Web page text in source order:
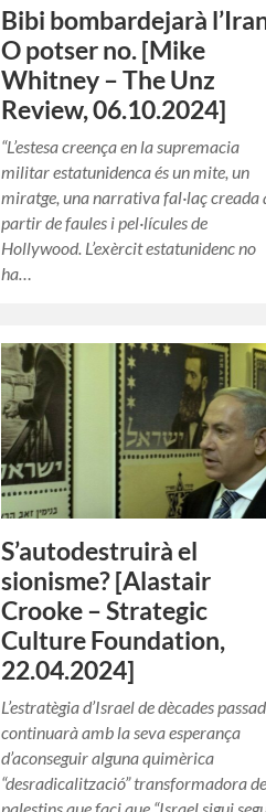
Bibi bombardejarà
O potser no. [Mike
Whitney – The Unz
Review, 06.10.2024]
“L’estesa creença en la supremacia
militar estatunidenca és un mite, un
miratge, una narrativa fal·laç creada
partir de faules i pel·lícules de
Hollywood. L’exèrcit estatunidenc no
ha…
S’autodestruirà el
sionisme? [Alastair
Crooke – Strategic
Culture Foundation,
22.04.2024]
L’estratègia d’Israel de dècades
continuarà amb la seva esperança
d’aconseguir alguna quimèrica
“desradicalització” transformadora
palestins que faci que “Israel sigui